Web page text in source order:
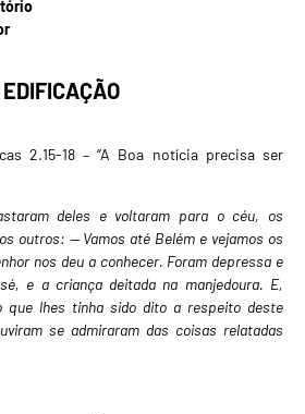
EDIFICAÇÃO
2.15-18 – “A Boa notícia precisa ser
deles e voltaram para o céu, os
outros: — Vamos até Belém e vejamos os
nos deu a conhecer. Foram depressa e
e a criança deitada na manjedoura. E,
que lhes tinha sido dito a respeito deste
se admiraram das coisas relatadas